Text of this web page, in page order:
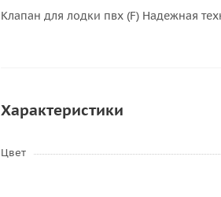
Клапан для лодки пвх (F) Надежная
Характеристики
Цвет